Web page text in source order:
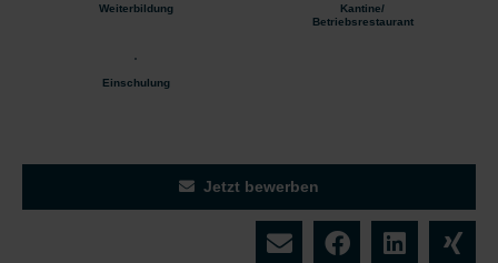
Weiterbildung
Kantine/
Betriebsrestaurant
Einschulung
Jetzt bewerben